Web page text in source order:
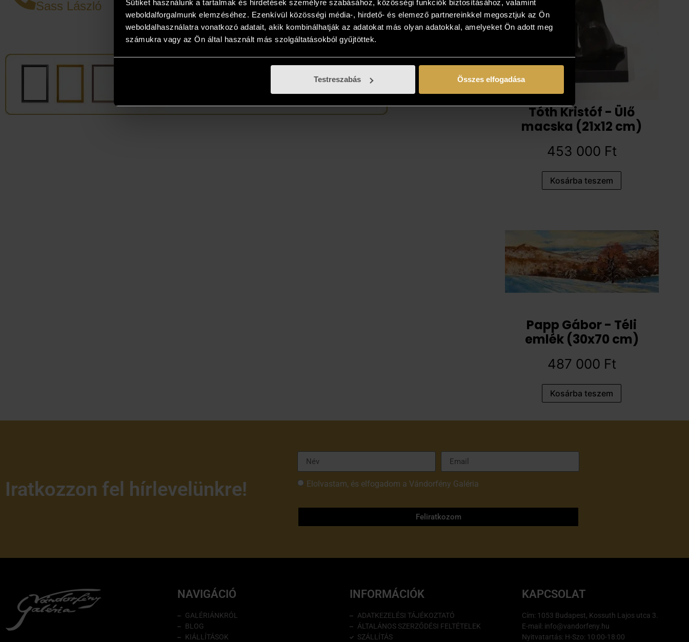
Sütiket használunk a tartalmak és hirdetések személyre szabásához, közösségi funkciók biztosításához, valamint
weboldalforgalmunk elemzéséhez. Ezenkívül közösségi média-, hirdető- és elemező partnereinkkel megosztjuk az Ön
weboldalhasználatra vonatkozó adatait, akik kombinálhatják az adatokat más olyan adatokkal, amelyeket Ön adott meg
számukra vagy az Ön által használt más szolgáltatásokból gyűjtöttek.
Testreszabás Összes elfogadása
Sass László
alkotásokat, és vásárolja meg azt, ami élőben a
legjobban tetszik!
Tóth Kristóf - Ülő
macska (21x12 cm)
453 000 Ft
Kosárba teszem
Papp Gábor - Téli
emlék (30x70 cm)
487 000 Ft
Kosárba teszem
Iratkozzon fel hírlevelünkre! Elolvastam, és elfogadom a Vándorfény Galéria
Feliratkozom
NAVIGÁCIÓ
GALÉRIÁNKRÓL
BLOG
KIÁLLÍTÁSOK
INFORMÁCIÓK
ADATKEZELÉSI TÁJÉKOZTATÓ
ÁLTALÁNOS SZERZŐDÉSI FELTÉTELEK
SZÁLLÍTÁS
KAPCSOLAT
Cím: 1053 Budapest, Kossuth Lajos utca 3.
E-mail: info@vandorfeny.hu
Nyitvatartás: H-Szo: 10:00-18:00